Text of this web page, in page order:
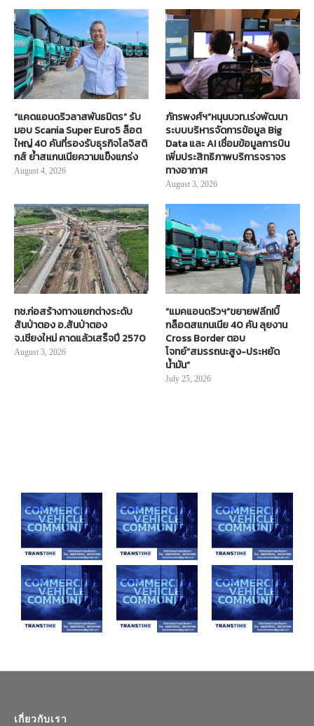
“แคดแอนดริวลาสพันธมิตร” รับ
มอบ Scania Super Euro5 ล็อต
ใหญ่ 40 คันที่รองรับธุรกิจโลจิสติ
กส์ ย้ำสแกนเนียความแข็งแกร่ง
August 4, 2026
ภัทรพงศ์ฯ”หนุนบวท.เร่งพัฒนา
ระบบบริหารจัดการข้อมูล Big
Data และ AI เชื่อมข้อมูลการบิน
เพิ่มประสิทธิภาพบริการจราจร
ทางอากาศ
August 3, 2026
ทช.ก่อสร้างทางแยกต่างระดับ
สันป่าตอง อ.สันป่าตอง
จ.เชียงใหม่ คาดแล้วเสร็จปี 2570
August 3, 2026
“แมคแอนดริวฯ”ขยายฟลีท!บิ๊
กล็อตสแกนเนีย 40 คัน ลุยงาน
Cross Border ตอบ
โจทย์“สมรรถนะสูง-ประหยัด
น้ำมัน”
July 25, 2026
เกี่ยวกับเรา